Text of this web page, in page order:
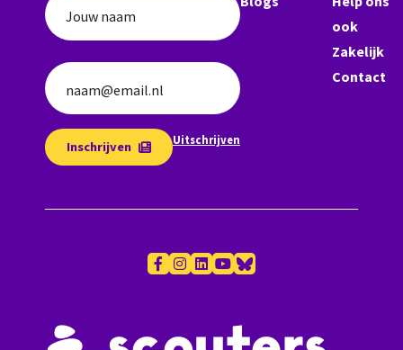
Jouw naam
naam@email.nl
Inschrijven Uitschrijven
ook
Zakelijk
Contact